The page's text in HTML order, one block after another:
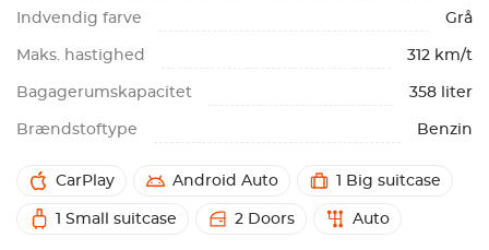
Indvendig farve Grå
Maks. hastighed 312 km/t
Bagagerumskapacitet 358 liter
Brændstoftype Benzin
CarPlay Android Auto 1 Big suitcase
1 Small suitcase 2 Doors Auto